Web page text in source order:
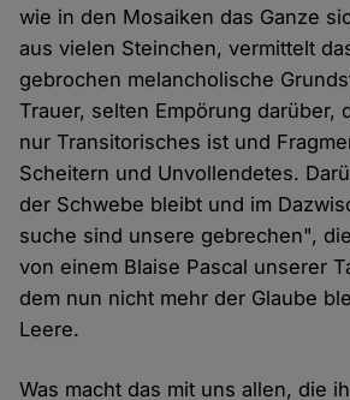
wie in den Mosaiken das Ganze
aus vielen Steinchen, vermittelt
gebrochen melancholische
Trauer, selten Empörung darüber,
nur Transitorisches ist und
Scheitern und Unvollendetes.
der Schwebe bleibt und im
suche sind unsere gebrechen",
von einem Blaise Pascal unserer
dem nun nicht mehr der Glaube
Leere.
Was macht das mit uns allen, die